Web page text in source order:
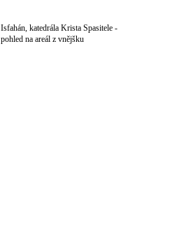
Isfahán, katedrála Krista Spasitele -
pohled na areál z vnějšku